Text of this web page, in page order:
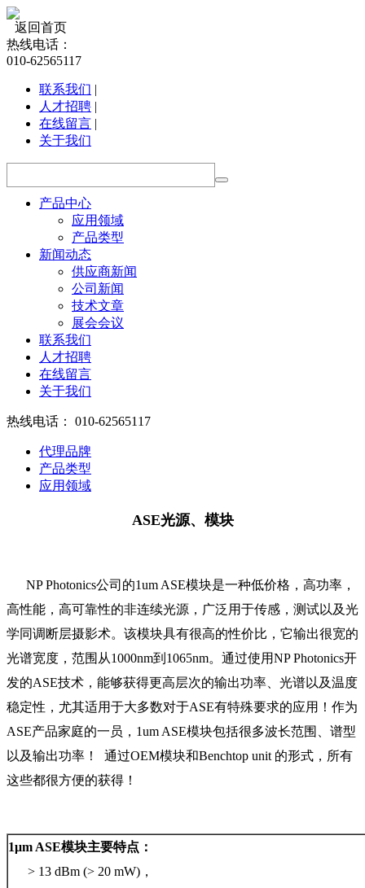
返回首页
热线电话：
010-62565117
联系我们 |
人才招聘 |
在线留言 |
关于我们
产品中心
应用领域
产品类型
新闻动态
供应商新闻
公司新闻
技术文章
展会会议
联系我们
人才招聘
在线留言
关于我们
热线电话： 010-62565117
代理品牌
产品类型
应用领域
ASE光源、模块
NP Photonics公司的1um ASE模块是一种低价格，高功率，
高性能，高可靠性的非连续光源，广泛用于传感，测试以及光
学同调断层摄影术。该模块具有很高的性价比，它输出很宽的
光谱宽度，范围从1000nm到1065nm。通过使用NP Photonics开
发的ASE技术，能够获得更高层次的输出功率、光谱以及温度
稳定性，尤其适用于大多数对于ASE有特殊要求的应用！作为
ASE产品家庭的一员，1um ASE模块包括很多波长范围、谱型
以及输出功率！ 通过OEM模块和Benchtop unit 的形式，所有
这些都很方便的获得！
1μm ASE模块主要特点：
> 13 dBm (> 20 mW)，